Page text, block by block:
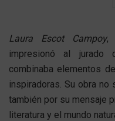
Laura Escot Campoy,
impresionó al jurado
combinaba elementos
inspiradoras. Su obra
también por su mensaje
literatura y el mundo